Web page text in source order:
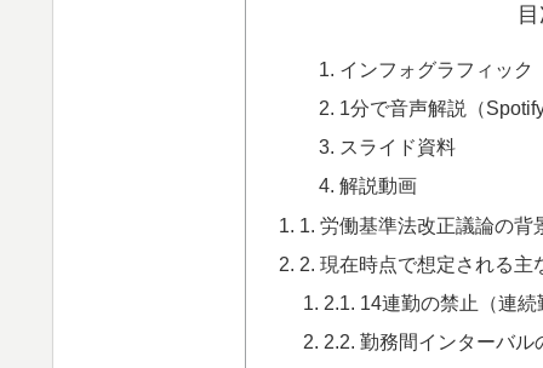
インフォグラフィック
1分で音声解説（
スライド資料
解説動画
1. 労働基準法改正議論の
2. 現在時点で想定される主
2.1. 14連勤の禁止（連
2.2. 勤務間インターバル